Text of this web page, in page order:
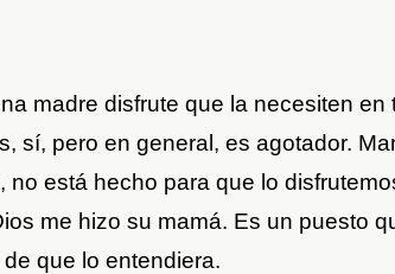
madre disfrute que la necesiten en
sí, pero en general, es agotador.
no está hecho para que lo
me hizo su mamá. Es un puesto
que lo entendiera.